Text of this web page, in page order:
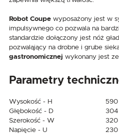
Robot Coupe wyposażony jest w
impulsywnego co pozwala na
standardzie dołączony jest nóż
pozwaląjący na drobne i grube
gastronomicznej wykonany jest
Parametry
Wysokość - H
590
Głębokość - D
304
Szerokość - W
320
Napięcie - U